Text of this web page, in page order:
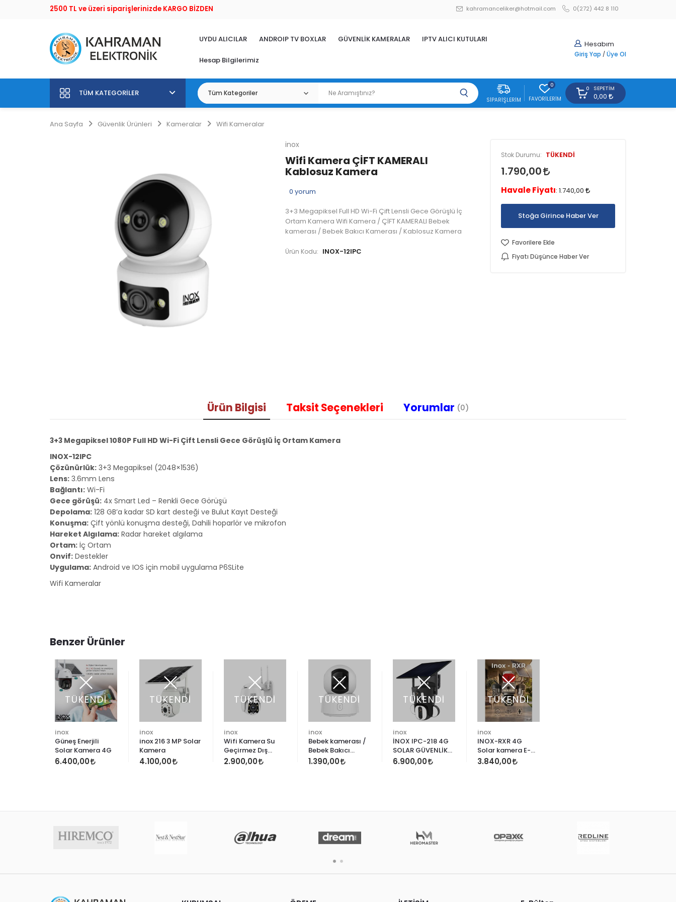
2500 TL ve üzeri siparişlerinizde KARGO BİZDEN kahramanceliker@hotmail.com 0(272) 442 8 110
Hesabım
Giriş Yap / Üye Ol
UYDU ALICILAR ANDROIP TV BOXLAR GÜVENLİK KAMERALAR IPTV ALICI KUTULARI
Hesap Bilgilerimiz
TÜM KATEGORILER
SIPARIŞLERIM
0
FAVORILERIM
0 SEPETIM
0,00
Ana Sayfa Güvenlik Ürünleri Kameralar Wifi Kameralar
inox
Wifi Kamera ÇİFT KAMERALI
Kablosuz Kamera
0 yorum
3+3 Megapiksel Full HD Wi-Fi Çift Lensli Gece Görüşlü İç
Ortam Kamera Wifi Kamera / ÇİFT KAMERALI Bebek
kamerası / Bebek Bakıcı Kamerası / Kablosuz Kamera
Ürün Kodu: INOX-12IPC
Stok Durumu: TÜKENDİ
1.790,00
Havale Fiyatı:1.740,00
Stoğa Girince Haber Ver
Favorilere Ekle
Fiyatı Düşünce Haber Ver
Ürün Bilgisi Taksit Seçenekleri Yorumlar (0)
3+3 Megapiksel 1080P Full HD Wi-Fi Çift Lensli Gece Görüşlü İç Ortam Kamera
INOX-12IPC
Çözünürlük: 3+3 Megapiksel (2048×1536)
Lens: 3.6mm Lens
Bağlantı: Wi-Fi
Gece görüşü: 4x Smart Led – Renkli Gece Görüşü
Depolama: 128 GB’a kadar SD kart desteği ve Bulut Kayıt Desteği
Konuşma: Çift yönlü konuşma desteği, Dahili hoparlör ve mikrofon
Hareket Algılama: Radar hareket algılama
Ortam: İç Ortam
Onvif: Destekler
Uygulama: Android ve IOS için mobil uygulama P6SLite
Wifi Kameralar
Benzer Ürünler
TÜKENDİ
inox
Güneş Enerjili
Solar Kamera 4G
6.400,00
TÜKENDİ
inox
inox 216 3 MP Solar
Kamera
4.100,00
TÜKENDİ
inox
Wifi Kamera Su
Geçirmez Dış
Mekan 3
2.900,00
TÜKENDİ
inox
Bebek kamerası /
Bebek Bakıcı
Kamerası / Wifi
1.390,00
TÜKENDİ
inox
İNOX IPC-218 4G
SOLAR GÜVENLİK
KAMERASI
6.900,00
TÜKENDİ
inox
INOX-RXR 4G
Solar kamera E-
Sim
3.840,00